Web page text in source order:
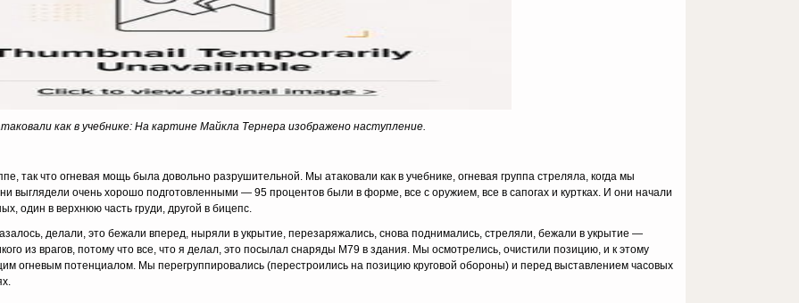
как в учебнике: На картине Майкла Тернера изображено наступление.
так что огневая мощь была довольно разрушительной. Мы атаковали как в учебнике, огневая группа стреляла, когда мы
выглядели очень хорошо подготовленными — 95 процентов были в форме, все с оружием, все в сапогах и куртках. И они начали
один в верхнюю часть груди, другой в бицепс.
делали, это бежали вперед, ныряли в укрытие, перезаряжались, снова поднимались, стреляли, бежали в укрытие —
из врагов, потому что все, что я делал, это посылал снаряды M79 в здания. Мы осмотрелись, очистили позицию, и к этому
огневым потенциалом. Мы перегруппировались (перестроились на позицию круговой обороны) и перед выставлением часовых